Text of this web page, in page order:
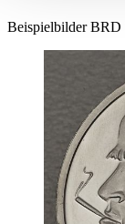
Beispielbilder BRD